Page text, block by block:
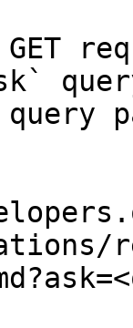
GET